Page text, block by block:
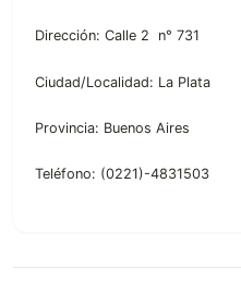
Dirección: Calle 2 n° 731
Ciudad/Localidad: La Plata
Provincia: Buenos Aires
Teléfono: (0221)-4831503